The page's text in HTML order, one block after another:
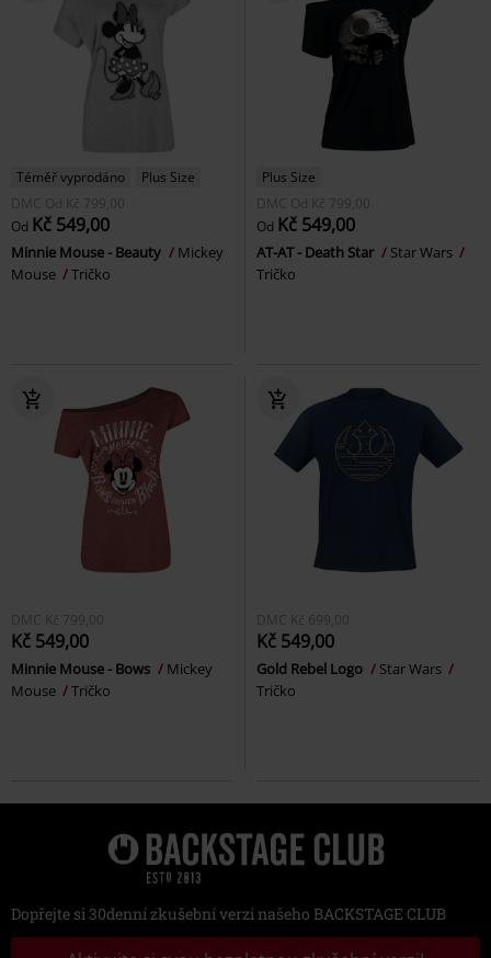
Téměř vyprodáno
Plus Size
DMC Od Kč 799,00
Od Kč 549,00
Minnie Mouse - Beauty
Mickey
Mouse
Tričko
Plus Size
DMC Od Kč 799,00
Od Kč 549,00
AT-AT - Death Star
Star Wars
Tričko
DMC Kč 799,00
Kč 549,00
Minnie Mouse - Bows
Mickey
Mouse
Tričko
DMC Kč 699,00
Kč 549,00
Gold Rebel Logo
Star Wars
Tričko
Dopřejte si 30denní zkušební verzi našeho BACKSTAGE CLUB